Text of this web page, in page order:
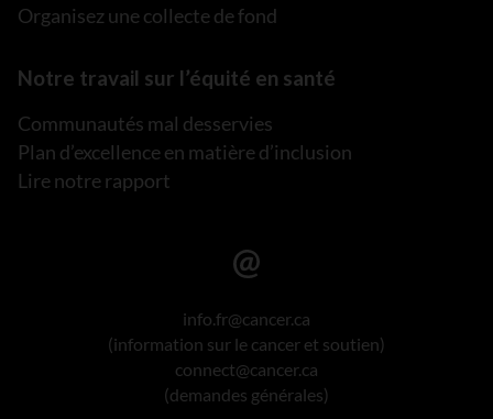
Organisez une collecte de fond
Notre travail sur l’équité en santé
Communautés mal desservies
Plan d’excellence en matière d’inclusion
Lire notre rapport
info.fr@cancer.ca
(information sur le cancer et soutien)
connect@cancer.ca
(demandes générales)